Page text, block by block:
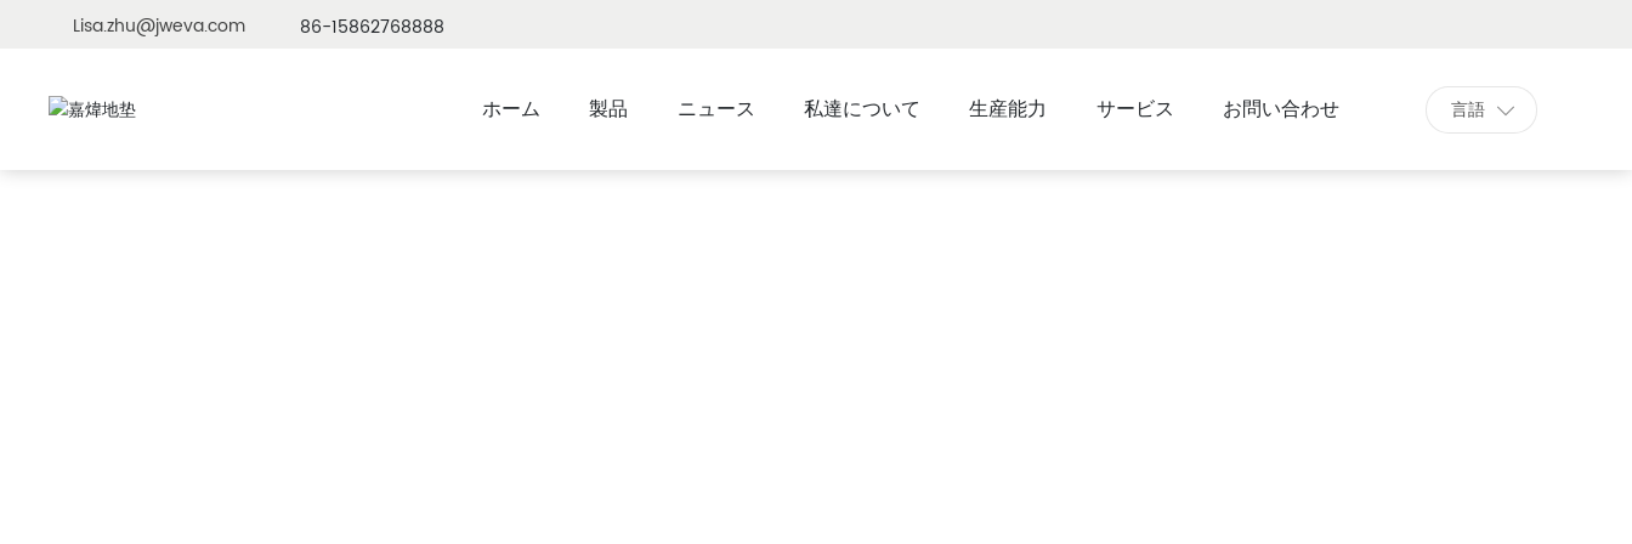
Lisa.zhu@jweva.com 86-15862768888
ホーム 製品 ニュース 私達について 生産能力 サービス お問い合わせ 言語